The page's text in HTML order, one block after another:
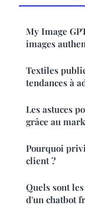
My Image
images
Textiles
tendances à
Les astuces
grâce au
Pourquoi
client ?
Quels sont
d'un chatbot